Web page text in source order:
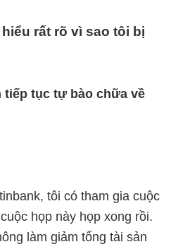
rất rõ vì sao tôi bị
tiếp tục tự bào chữa về
tôi có tham gia cuộc
họp này họp xong rồi.
làm giảm tổng tài sản